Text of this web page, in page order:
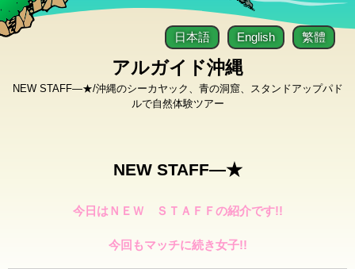
アルガイド沖縄
NEW STAFF—★/沖縄のシーカヤック、青の洞窟、スタンドアップパド
ルで自然体験ツアー
日本語 English 繁體
NEW STAFF—★
今日はＮＥＷ ＳＴＡＦＦの紹介です!!
今回もマッチに続き女子!!